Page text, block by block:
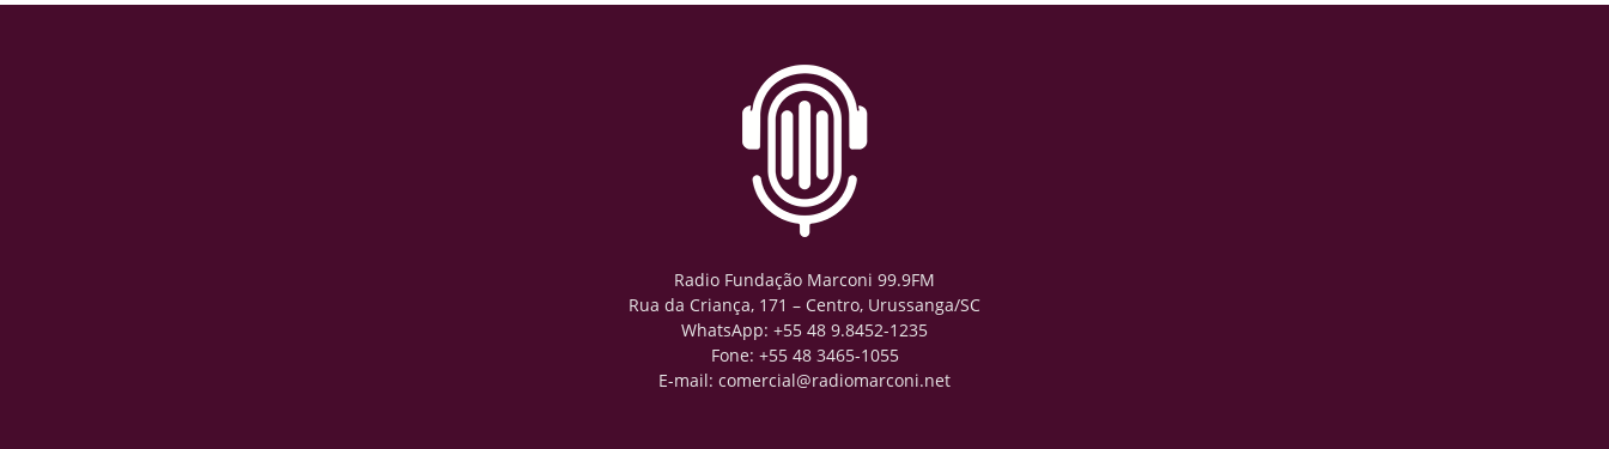
Radio Fundação Marconi 99.9FM
Rua da Criança, 171 – Centro, Urussanga/SC
WhatsApp: +55 48 9.8452-1235
Fone: +55 48 3465-1055
E-mail: comercial@radiomarconi.net